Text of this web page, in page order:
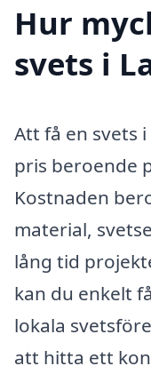
Hur
svets i
Att få en svets
pris beroende
Kostnaden
material,
lång tid
kan du enkelt
lokala
att hitta ett